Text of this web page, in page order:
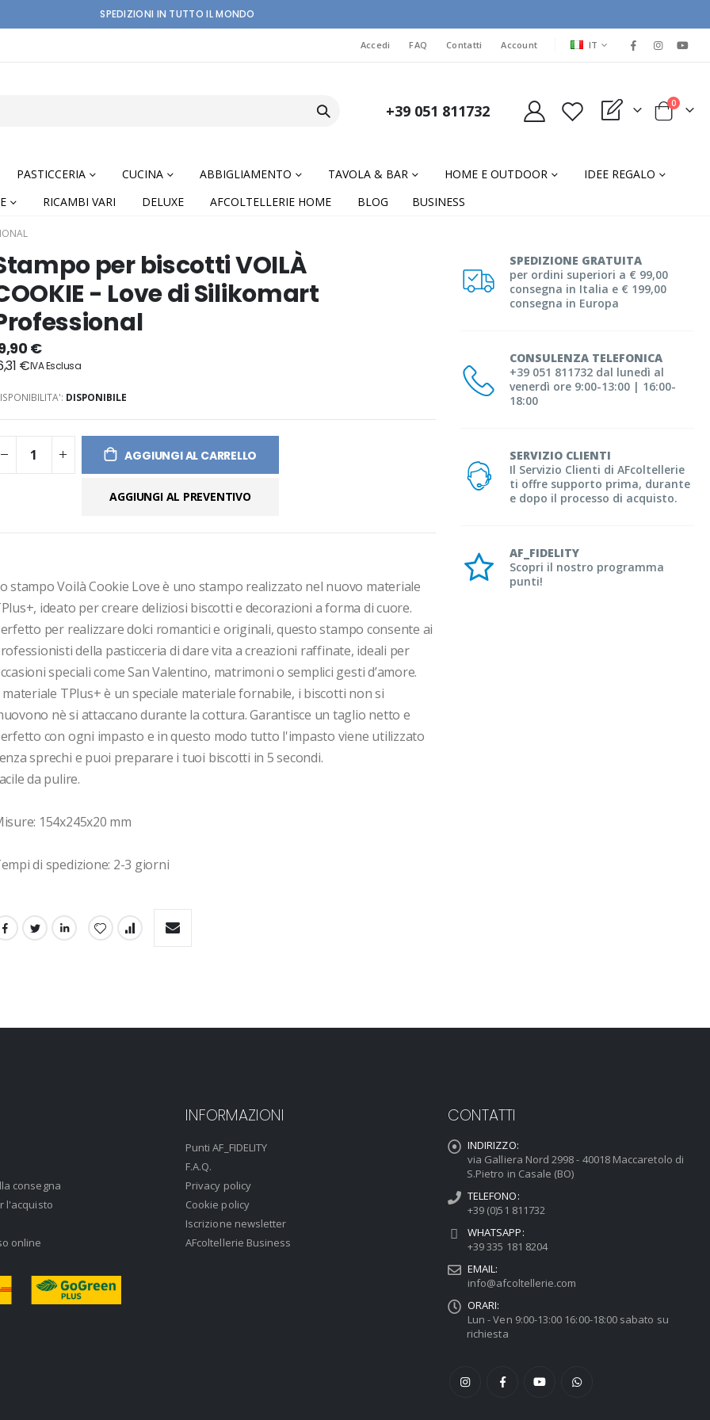
SPEDIZIONI IN TUTTO IL MONDO
Accedi FAQ Contatti Account LINGUA
IT
+39 051 811732 My Quote Cart
0elementi
PASTICCERIA CUCINA ABBIGLIAMENTO TAVOLA & BAR HOME E OUTDOOR
IDEE REGALO
RICAMBI VARI DELUXE AFCOLTELLERIE HOME BLOG BUSINESS
SPEDIZIONE GRATUITA
per ordini superiori a € 99,00
consegna in Italia e € 199,00
consegna in Europa
CONSULENZA TELEFONICA
+39 051 811732 dal lunedì al
venerdì ore 9:00-13:00 | 16:00-
18:00
SERVIZIO CLIENTI
Il Servizio Clienti di AFcoltellerie
ti offre supporto prima, durante
e dopo il processo di acquisto.
AF_FIDELITY
Scopri il nostro programma
punti!
per biscotti VOILÀ
- Love di Silikomart
€
€
DISPONIBILE
AGGIUNGI AL CARRELLO
AGGIUNGI AL PREVENTIVO
stampo Voilà Cookie Love è uno stampo realizzato nel nuovo materiale
ideato per creare deliziosi biscotti e decorazioni a forma di cuore.
per realizzare dolci romantici e originali, questo stampo consente ai
della pasticceria di dare vita a creazioni raffinate, ideali per
speciali come San Valentino, matrimoni o semplici gesti d’amore.
materiale TPlus+ è un speciale materiale fornabile, i biscotti non si
nè si attaccano durante la cottura. Garantisce un taglio netto e
con ogni impasto e in questo modo tutto l'impasto viene utilizzato
sprechi e puoi preparare i tuoi biscotti in 5 secondi.
da pulire.
154x245x20 mm
di spedizione: 2-3 giorni
consegna
l'acquisto
online
INFORMAZIONI
Punti AF_FIDELITY
F.A.Q.
Privacy policy
Cookie policy
Iscrizione newsletter
AFcoltellerie Business
CONTATTI
INDIRIZZO:
via Galliera Nord 2998 - 40018 Maccaretolo di
S.Pietro in Casale (BO)
TELEFONO:
+39 (0)51 811732
WHATSAPP:
+39 335 181 8204
EMAIL:
info@afcoltellerie.com
ORARI:
Lun - Ven 9:00-13:00 16:00-18:00 sabato su
richiesta